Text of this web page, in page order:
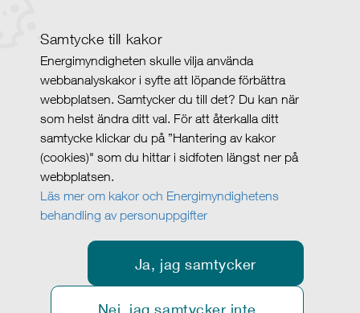
Samtycke till kakor
Energimyndigheten skulle vilja använda
webbanalyskakor i syfte att löpande förbättra
webbplatsen. Samtycker du till det? Du kan när
som helst ändra ditt val. För att återkalla ditt
samtycke klickar du på ”Hantering av kakor
(cookies)" som du hittar i sidfoten längst ner på
webbplatsen.
Läs mer om kakor och Energimyndighetens
behandling av personuppgifter
Ja, jag samtycker
Nej, jag samtycker inte